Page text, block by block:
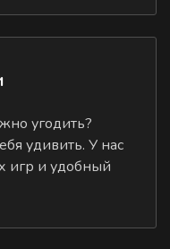
угодить?
удивить. У нас
игр и удобный